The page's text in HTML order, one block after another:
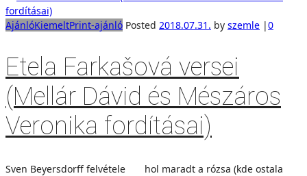
AjánlóKiemeltPrint-ajánló Posted 2018.07.31. by szemle |0
Etela Farkašová versei
(Mellár Dávid és Mészáros
Veronika fordításai)
Sven Beyersdorff felvétele hol maradt a rózsa (kde ostala